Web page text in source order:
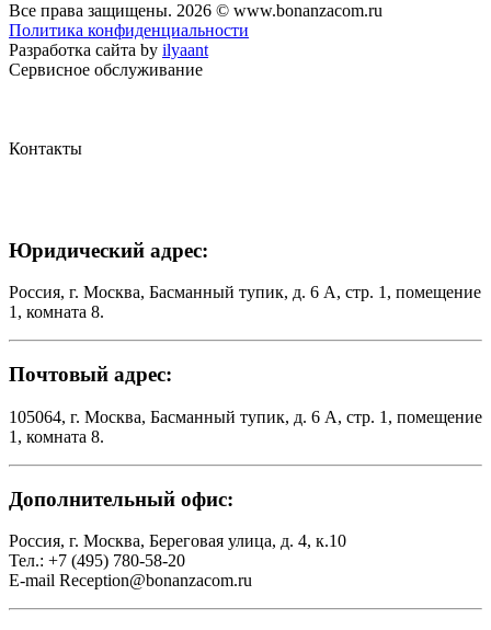
Все права защищены. 2026 © www.bonanzacom.ru
Политика конфиденциальности
Разработка сайта by ilyaant
Сервисное обслуживание
Контакты
Юридический адрес:
Россия, г. Москва, Басманный тупик, д. 6 А, стр. 1, помещение
1, комната 8.
Почтовый адрес:
105064, г. Москва, Басманный тупик, д. 6 А, стр. 1, помещение
1, комната 8.
Дополнительный офис:
Россия, г. Москва, Береговая улица, д. 4, к.10
Тел.: +7 (495) 780-58-20
E-mail Reception@bonanzacom.ru